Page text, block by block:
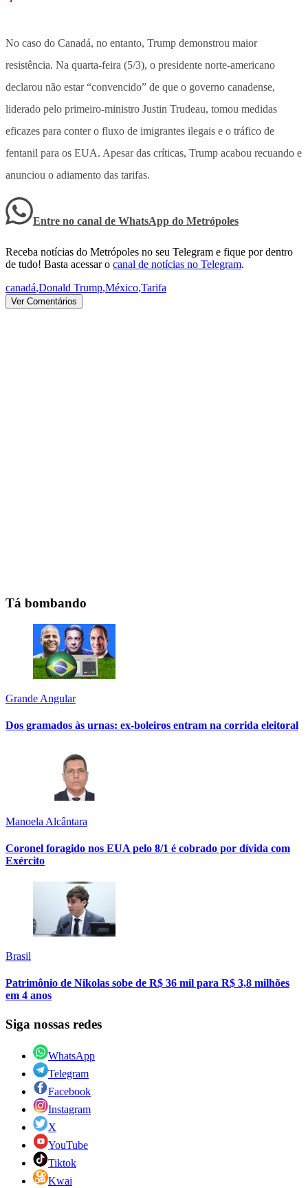
No caso do Canadá, no entanto, Trump demonstrou maior
resistência. Na quarta-feira (5/3), o presidente norte-americano
declarou não estar “convencido” de que o governo canadense,
liderado pelo primeiro-ministro Justin Trudeau, tomou medidas
eficazes para conter o fluxo de imigrantes ilegais e o tráfico de
fentanil para os EUA. Apesar das críticas, Trump acabou recuando e
anunciou o adiamento das tarifas.
Entre no canal de WhatsApp do Metrópoles
Receba notícias do Metrópoles no seu Telegram e fique por dentro
de tudo! Basta acessar o canal de notícias no Telegram.
canadá,Donald Trump,México,Tarifa
Ver Comentários
Tá bombando
Grande Angular
Dos gramados às urnas: ex-boleiros entram na corrida eleitoral
Manoela Alcântara
Coronel foragido nos EUA pelo 8/1 é cobrado por dívida com
Exército
Brasil
Patrimônio de Nikolas sobe de R$ 36 mil para R$ 3,8 milhões
em 4 anos
Siga nossas redes
WhatsApp
Telegram
Facebook
Instagram
X
YouTube
Tiktok
Kwai